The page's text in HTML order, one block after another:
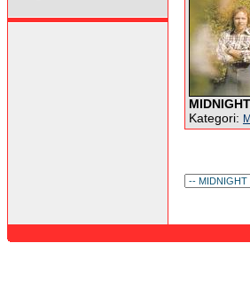
MIDNIGHT
Kategori: M